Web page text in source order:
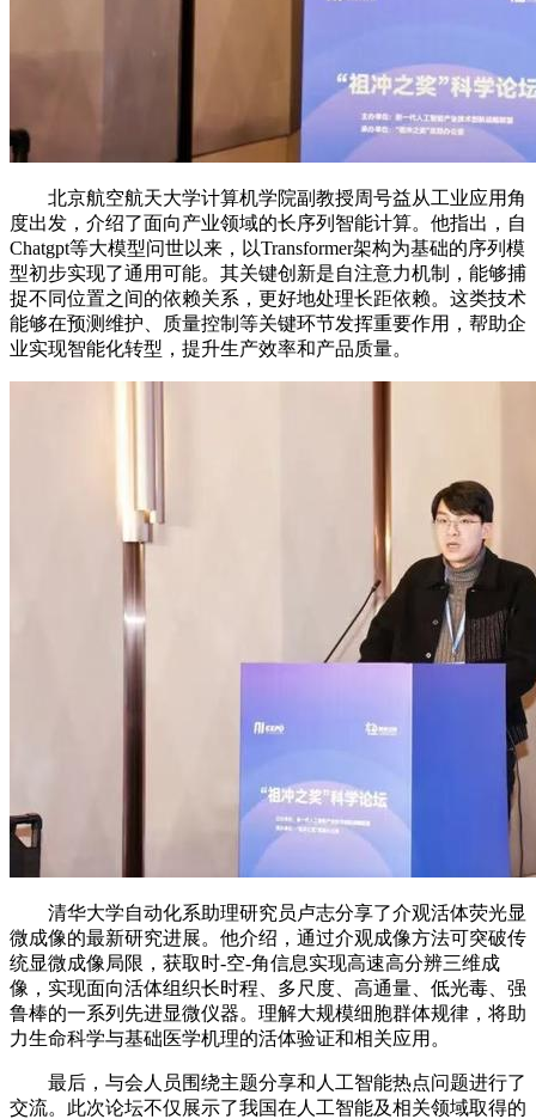
北京航空航天大学计算机学院副教授周号益从工业应用角
度出发，介绍了面向产业领域的长序列智能计算。他指出，自
Chatgpt等大模型问世以来，以Transformer架构为基础的序列模
型初步实现了通用可能。其关键创新是自注意力机制，能够捕
捉不同位置之间的依赖关系，更好地处理长距依赖。这类技术
能够在预测维护、质量控制等关键环节发挥重要作用，帮助企
业实现智能化转型，提升生产效率和产品质量。
清华大学自动化系助理研究员卢志分享了介观活体荧光显
微成像的最新研究进展。他介绍，通过介观成像方法可突破传
统显微成像局限，获取时-空-角信息实现高速高分辨三维成
像，实现面向活体组织长时程、多尺度、高通量、低光毒、强
鲁棒的一系列先进显微仪器。理解大规模细胞群体规律，将助
力生命科学与基础医学机理的活体验证和相关应用。
最后，与会人员围绕主题分享和人工智能热点问题进行了
交流。此次论坛不仅展示了我国在人工智能及相关领域取得的